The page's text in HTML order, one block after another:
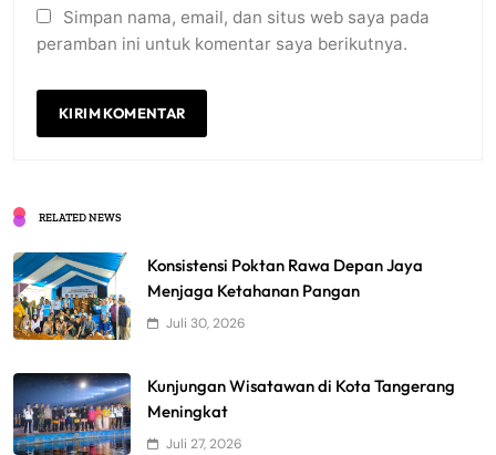
Simpan nama, email, dan situs web saya pada
peramban ini untuk komentar saya berikutnya.
RELATED NEWS
Konsistensi Poktan Rawa Depan Jaya
Menjaga Ketahanan Pangan
Juli 30, 2026
Kunjungan Wisatawan di Kota Tangerang
Meningkat
Juli 27, 2026